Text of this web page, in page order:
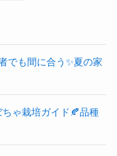
でも間に合う✨夏の家
ゃ栽培ガイド🍂品種